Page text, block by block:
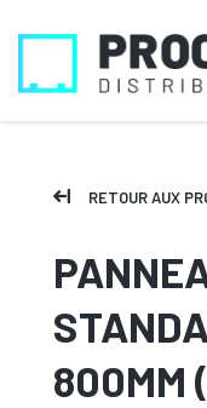
RETOUR AUX
800MM